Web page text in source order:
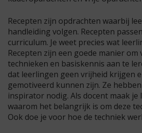
Recepten zijn opdrachten waarbij
handleiding volgen. Recepten
curriculum. Je weet precies wat
Recepten zijn een goede manier om
technieken en basiskennis aan te
dat leerlingen geen vrijheid krijgen
gemotiveerd kunnen zijn. Ze
inspirator nodig. Als docent maak
waarom het belangrijk is om deze
Ook doe je voor hoe de techniek